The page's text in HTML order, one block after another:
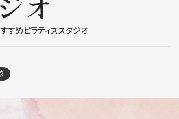
すめピラティススタジオ